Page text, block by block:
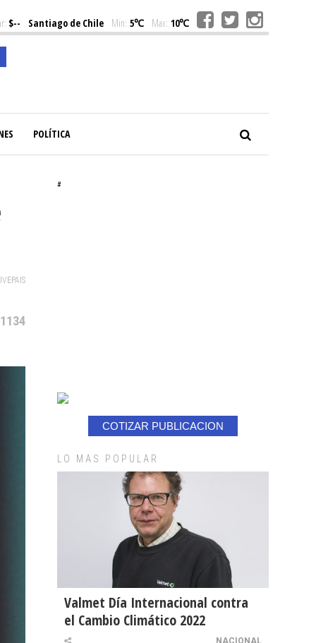
$-- Santiago de Chile Min: 5℃ Max: 10℃
POLÍTICA
#
COTIZAR PUBLICACION
LO MAS POPULAR
Valmet Día Internacional contra
el Cambio Climático 2022
NACIONAL